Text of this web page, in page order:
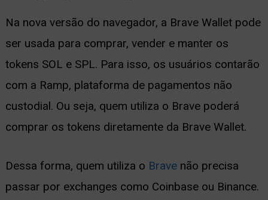
Na nova versão do navegador, a Brave Wallet pode
ser usada para comprar, vender e manter os
tokens SOL e SPL. Para isso, os usuários contarão
com a Ramp, plataforma de pagamentos não
custodial. Ou seja, quem utiliza o Brave poderá
comprar os tokens diretamente da Brave Wallet.
Dessa forma, quem utiliza o Bravenão precisa
passar por exchanges como Coinbase ou Binance.